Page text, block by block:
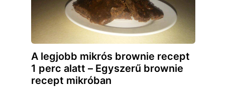
A legjobb mikrós brownie recept
1 perc alatt – Egyszerű brownie
recept mikróban